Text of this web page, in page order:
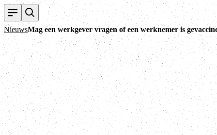
NieuwsMag een werkgever vragen of een werknemer is